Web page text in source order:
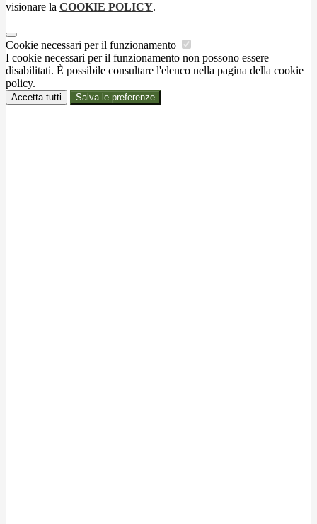
visionare la COOKIE POLICY.
Cookie necessari per il funzionamento
I cookie necessari per il funzionamento non possono essere
disabilitati. È possibile consultare l'elenco nella pagina della cookie
policy.
Accetta tutti Salva le preferenze